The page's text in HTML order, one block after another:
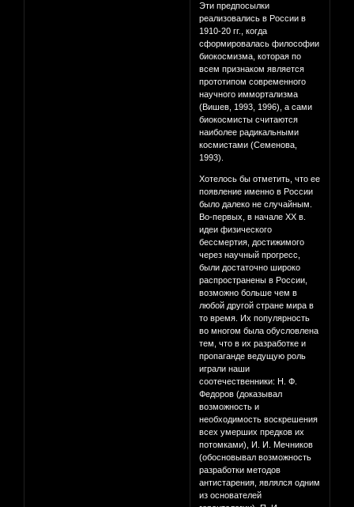
Эти предпосылки
реализовались в России в
1910-20 гг., когда
сформировалась философии
биокосмизма, которая по
всем признаком является
прототипом современного
научного иммортализма
(Вишев, 1993, 1996), а сами
биокосмисты считаются
наиболее радикальными
космистами (Семенова,
1993).
Хотелось бы отметить, что ее
появление именно в России
было далеко не случайным.
Во-первых, в начале XX в.
идеи физического
бессмертия, достижимого
через научный прогресс,
были достаточно широко
распространены в России,
возможно больше чем в
любой другой стране мира в
то время. Их популярность
во многом была обусловлена
тем, что в их разработке и
пропаганде ведущую роль
играли наши
соотечественники: Н. Ф.
Федоров (доказывал
возможность и
необходимость воскрешения
всех умерших предков их
потомками), И. И. Мечников
(обосновывал возможность
разработки методов
антистарения, являлся одним
из основателей